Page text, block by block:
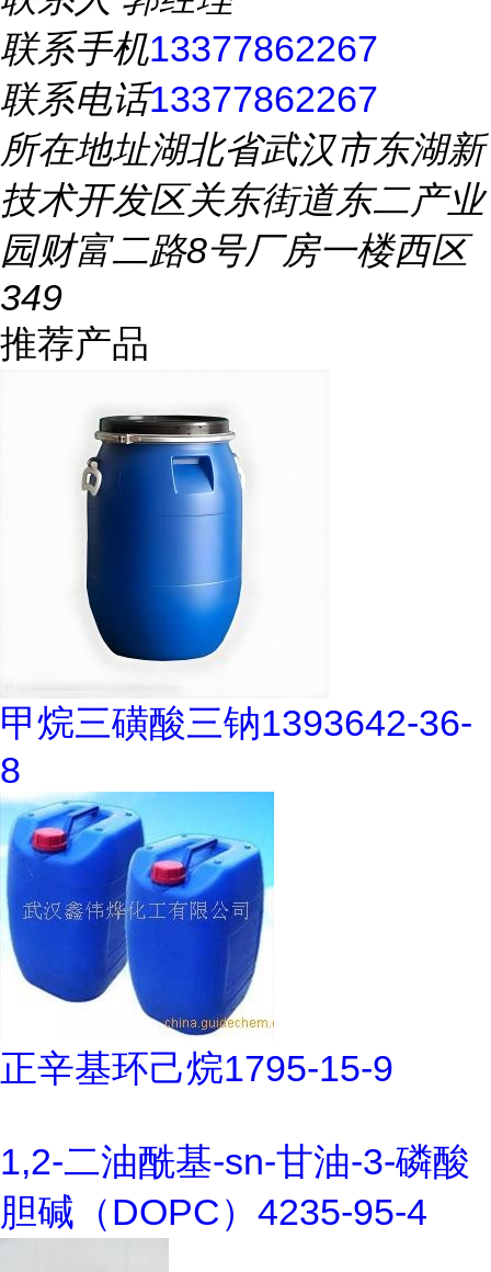
联系手机13377862267
联系电话13377862267
所在地址湖北省武汉市东湖新
技术开发区关东街道东二产业
园财富二路8号厂房一楼西区
349
推荐产品
甲烷三磺酸三钠1393642-36-
8
正辛基环己烷1795-15-9
1,2-二油酰基-sn-甘油-3-磷酸
胆碱（DOPC）4235-95-4